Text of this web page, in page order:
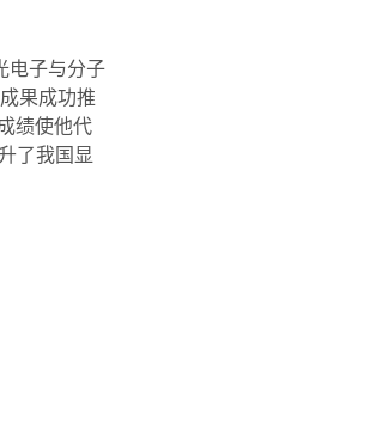
电子与分子
果成功推
绩使他代
了我国显